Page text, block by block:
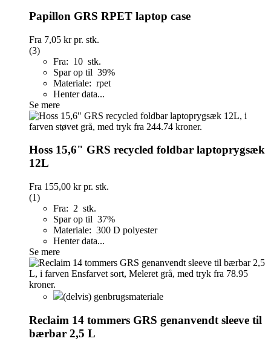
Papillon GRS RPET laptop case
Fra 7,05 krpr. stk.
(3)
Fra: 10 stk.
Spar op til 39%
Materiale: rpet
Henter data...
Se mere
Hoss 15,6" GRS recycled foldbar laptoprygsæk
12L
Fra 155,00 krpr. stk.
(1)
Fra: 2 stk.
Spar op til 37%
Materiale: 300 D polyester
Henter data...
Se mere
(delvis) genbrugsmateriale
Reclaim 14 tommers GRS genanvendt sleeve til
bærbar 2,5 L